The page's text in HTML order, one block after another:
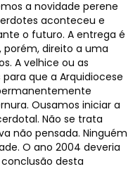
a novidade perene
aconteceu e
o futuro. A entrega é
direito a uma
A velhice ou as
que a Arquidiocese
Ousamos iniciar a
Não se trata
não pensada. Ninguém
O ano 2004 deveria
desta